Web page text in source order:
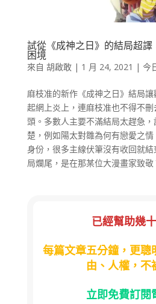
試從《成神之日》的結局超
困境
來自 胡啟敢| 1 月 24, 2021 | 今
麻枝准的新作《成神之日》結局
起網上炎上，連麻枝准也不得不
頭。多數人主要不滿結局太趕急
楚，例如陽太對雛為何有戀愛之
身份，很多主線伏筆沒有收回就
局爛尾，是在那某位大漫畫家致敬
已經幫助幾
每篇文章五分鐘，更聰
由、人權，不
立即免費訂閱